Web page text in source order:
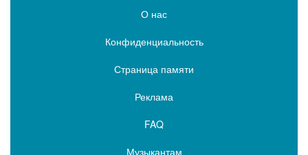
О нас
Конфиденциальность
Страница памяти
Реклама
FAQ
Музыкантам